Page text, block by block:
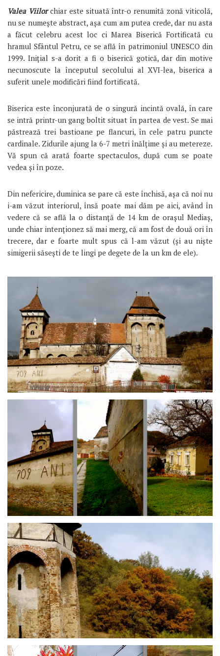
Valea Viilorchiar este situată într-o renumită zonă viticolă,
nu se numește abstract, așa cum am putea crede, dar nu asta
a făcut celebru acest loc ci Marea Biserică Fortificată cu
hramul Sfântul Petru, ce se află în patrimoniul UNESCO din
1999. Inițial s-a dorit a fi o biserică gotică, dar din motive
necunoscute la începutul secolului al XVI-lea, biserica a
suferit unele modificări fiind fortificată.
Biserica este înconjurată de o singură incintă ovală, în care
se intră printr-un gang boltit situat în partea de vest. Se mai
păstrează trei bastioane pe flancuri, în cele patru puncte
cardinale. Zidurile ajung la 6-7 metri înălțime și au metereze.
Vă spun că arată foarte spectaculos, după cum se poate
vedea și în poze.
Din nefericire, duminica se pare că este închisă, așa că noi nu
i-am văzut interiorul, însă poate mai dăm pe aici, având în
vedere că se află la o distanță de 14 km de orașul Mediaș,
unde chiar intenționez să mai merg, că am fost de două ori în
trecere, dar e foarte mult spus că l-am văzut (și au niște
simigerii săsești de te lingi pe degete de la un km de ele).